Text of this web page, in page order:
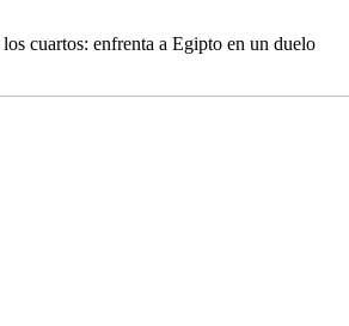
cuartos: enfrenta a Egipto en un duelo